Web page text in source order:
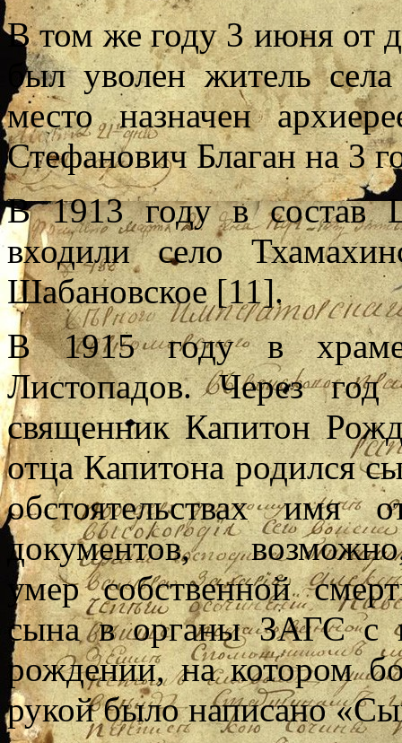
В том же году 3 июня от
был уволен житель
место назначен
Стефанович Благан на 3
В 1913 году в состав
входили село
Шабановское [11].
В 1915 году в
Листопадов. Через
священник Капитон
отца Капитона родился
обстоятельствах имя
документов,
умер собственной
сына в органы ЗАГС с
рождении, на котором
рукой было написано